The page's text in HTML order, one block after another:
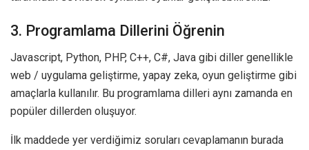
3. Programlama Dillerini Öğrenin
Javascript, Python, PHP, C++, C#, Java gibi diller genellikle
web / uygulama geliştirme, yapay zeka, oyun geliştirme gibi
amaçlarla kullanılır. Bu programlama dilleri aynı zamanda en
popüler dillerden oluşuyor.
İlk maddede yer verdiğimiz soruları cevaplamanın burada